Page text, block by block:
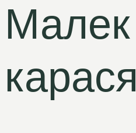
Малек
карася